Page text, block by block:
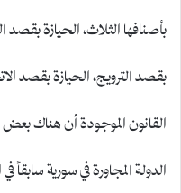
بأصنافها الثلاث، الحيازة
بقصد الترويج، الحيازة بقصد
القانون الموجودة أن هناك
الدولة المجاورة في سورية سابقاً